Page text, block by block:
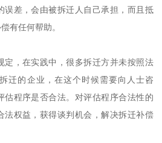
误差，会由被拆迁人自己承担，而且抵
有任何帮助。
定，在实践中，很多拆迁方并未按照法
迁的企业，在这个时候需要向人士咨
估程序是否合法。对评估程序合法性的
法权益，获得谈判机会，解决拆迁补偿